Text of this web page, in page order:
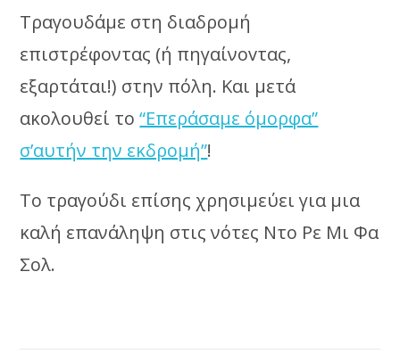
Τραγουδάμε στη διαδρομή
επιστρέφοντας (ή πηγαίνοvτας,
εξαρτάται!) στην πόλη. Και μετά
ακολουθεί το“Επεράσαμε όμορφα”
σ’αυτήν την εκδρομή”!
Το τραγούδι επίσης χρησιμεύει για μια
καλή επανάληψη στις νότες Ντο Ρε Μι Φα
Σολ.